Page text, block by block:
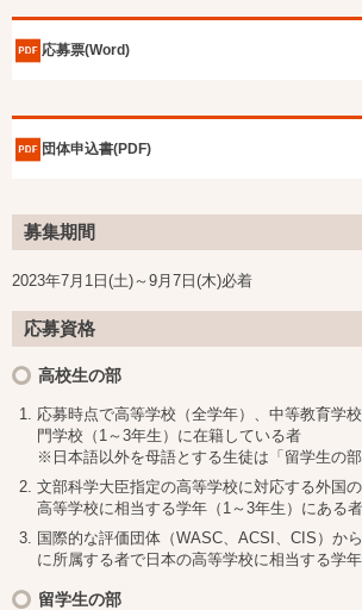
応募票(Word)
団体申込書(PDF)
募集期間
2023年7月1日(土)～9月7日(木)必着
応募資格
高校生の部
応募時点で高等学校（全学年）、中等教育学
門学校（1～3年生）に在籍している者
※日本語以外を母語とする生徒は「留学生の
文部科学大臣指定の高等学校に対応する外国
高等学校に相当する学年（1～3年生）にある者
国際的な評価団体（WASC、ACSI、CIS）か
に所属する者で日本の高等学校に相当する学
留学生の部